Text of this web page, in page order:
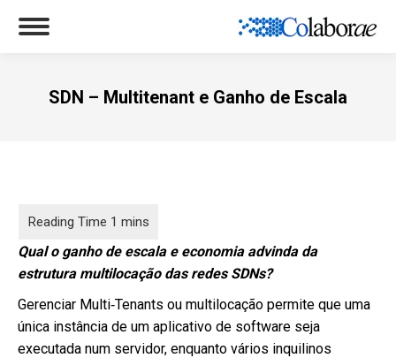
SDN – Multitenant e Ganho de Escala
Qual o ganho de escala e economia advinda da
estrutura multilocação das redes SDNs?
Gerenciar Multi‐Tenants ou multilocação permite que uma
única instância de um aplicativo de software seja
executada num servidor, enquanto vários inquilinos